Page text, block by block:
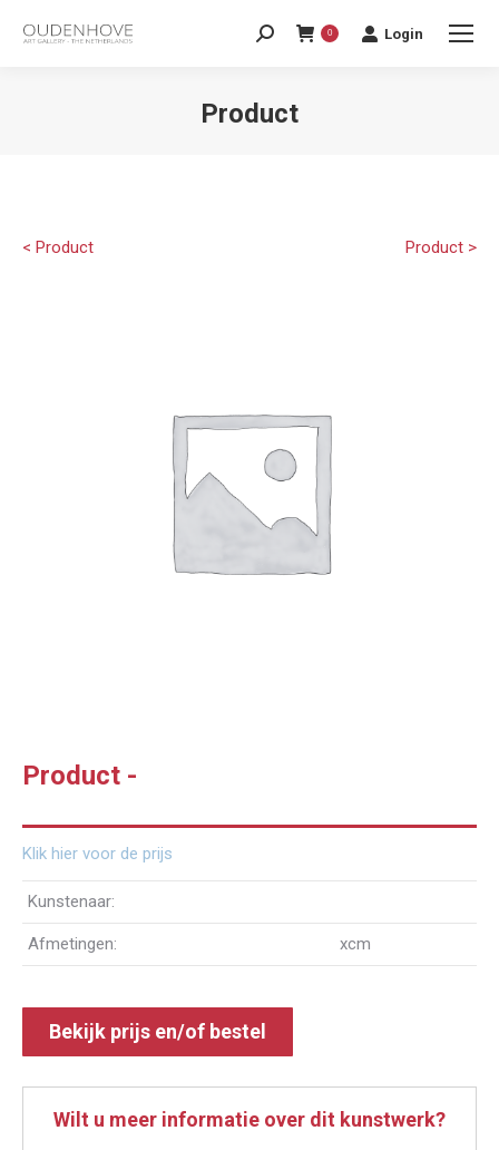
0 Login
Product
Product >
< Product
Product -
Klik hier voor de prijs
Kunstenaar:
Afmetingen: xcm
Bekijk prijs en/of bestel
Wilt u meer informatie over dit kunstwerk?